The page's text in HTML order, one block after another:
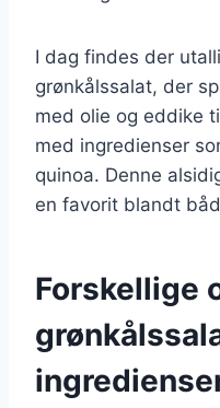
I dag findes der
grønkålssalat, der
med olie og eddike
med ingredienser
quinoa. Denne
en favorit blandt
Forskellige